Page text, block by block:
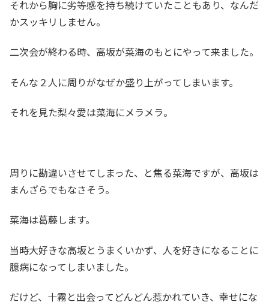
それから胸に劣等感を持ち続けていたこともあり、なんだ
かスッキリしません。
二次会が終わる時、高坂が菜海のもとにやって来ました。
そんな２人に周りがなぜか盛り上がってしまいます。
それを見た梨々愛は菜海にメラメラ。
周りに勘違いさせてしまった、と焦る菜海ですが、高坂は
まんざらでもなさそう。
菜海は葛藤します。
当時大好きな高坂とうまくいかず、人を好きになることに
臆病になってしまいました。
だけど、十霧と出会ってどんどん惹かれていき、幸せにな